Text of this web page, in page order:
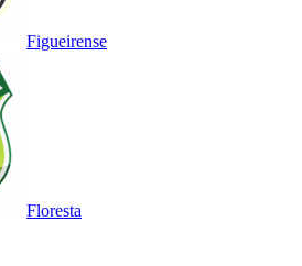
Figueirense
Floresta